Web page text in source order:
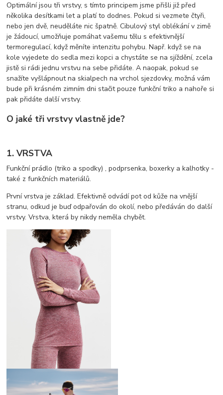
Optimální jsou tři vrstvy, s tímto principem jsme přišli již před
několika desítkami let a platí to dodnes. Pokud si vezmete čtyři,
nebo jen dvě, neuděláte nic špatně. Cibulový styl oblékání v zimě
je žádoucí, umožňuje pomáhat vašemu tělu s efektivnější
termoregulací, když měníte intenzitu pohybu. Např. když se na
kole vyjedete do sedla mezi kopci a chystáte se na sjíždění, zcela
jistě si rádi jednu vrstvu na sebe přidáte. A naopak, pokud se
snažíte vyšlápnout na skialpech na vrchol sjezdovky, možná vám
bude při krásném zimním dni stačit pouze funkční triko a nahoře si
pak přidáte další vrstvy.
O jaké tři vrstvy vlastně jde?
1. VRSTVA
Funkční prádlo (triko a spodky) , podprsenka, boxerky a kalhotky -
také z funkčních materiálů.
První vrstva je základ. Efektivně odvádí pot od kůže na vnější
stranu, odkud je buď odpařován do okolí, nebo předáván do další
vrstvy. Vrstva, která by nikdy neměla chybět.